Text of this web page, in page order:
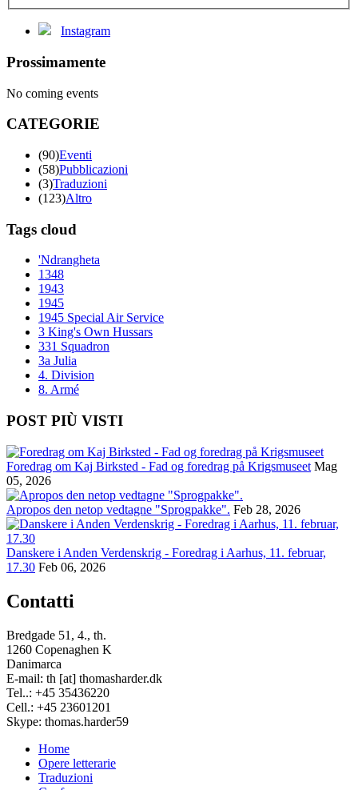
Instagram
Prossimamente
No coming events
CATEGORIE
(90)Eventi
(58)Pubblicazioni
(3)Traduzioni
(123)Altro
Tags cloud
'Ndrangheta
1348
1943
1945
1945 Special Air Service
3 King's Own Hussars
331 Squadron
3a Julia
4. Division
8. Armé
POST PIÙ VISTI
Foredrag om Kaj Birksted - Fad og foredrag på Krigsmuseet Mag
05, 2026
Apropos den netop vedtagne "Sprogpakke". Feb 28, 2026
Danskere i Anden Verdenskrig - Foredrag i Aarhus, 11. februar,
17.30 Feb 06, 2026
Contatti
Bredgade 51, 4., th.
1260 Copenaghen K
Danimarca
E-mail: th [at] thomasharder.dk
Tel..: +45 35436220
Cell.: +45 23601201
Skype: thomas.harder59
Footer
Home
Opere letterarie
Traduzioni